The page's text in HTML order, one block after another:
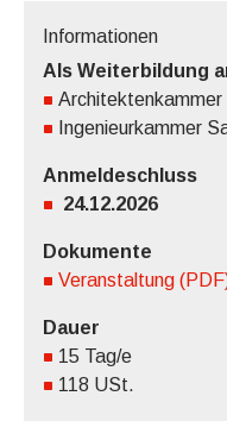
Informationen
Als Weiterbildung
Architektenkammer
Ingenieurkammer
Anmeldeschluss
24.12.2026
Dokumente
Veranstaltung
Dauer
15 Tag/e
118 USt.